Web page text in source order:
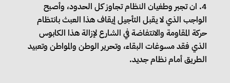
ان تجبر وطغيان النظام تجاوز كل الحدود، وأصبح
الواجب الذي لا يقبل التأجيل إيقاف هذا العبث بانتظام
حركة المقاومة والانتفاضة في الشارع لإزالة هذا الكابوس
الذي فقد مسوغات البقاء، وتحرير الوطن والمواطن وتعبيد
الطريق أمام نظام جديد.